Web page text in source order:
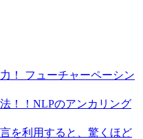
！ フューチャーペーシン
！！NLPのアンカリング
を利用すると、驚くほど